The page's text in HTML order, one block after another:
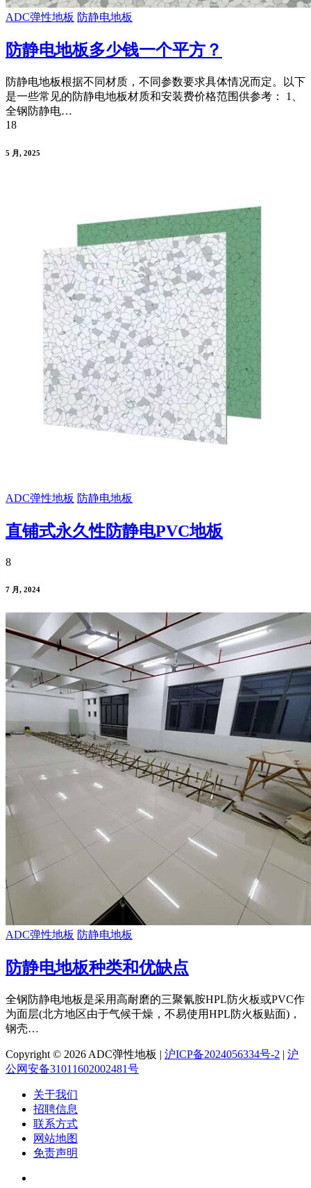
ADC弹性地板 防静电地板
防静电地板多少钱一个平方？
防静电地板根据不同材质，不同参数要求具体情况而定。以下
是一些常见的防静电地板材质和安装费价格范围供参考： 1、
全钢防静电…
18
5 月, 2025
ADC弹性地板 防静电地板
直铺式永久性防静电PVC地板
8
7 月, 2024
ADC弹性地板 防静电地板
防静电地板种类和优缺点
全钢防静电地板是采用高耐磨的三聚氰胺HPL防火板或PVC作
为面层(北方地区由于气候干燥，不易使用HPL防火板贴面)，
钢壳…
Copyright © 2026 ADC弹性地板 | 沪ICP备2024056334号-2 | 沪
公网安备31011602002481号
关于我们
招聘信息
联系方式
网站地图
免责声明